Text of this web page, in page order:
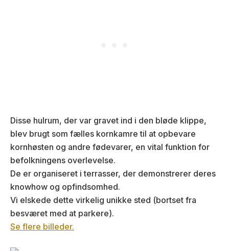
Disse hulrum, der var gravet ind i den bløde klippe,
blev brugt som fælles kornkamre til at opbevare
kornhøsten og andre fødevarer, en vital funktion for
befolkningens overlevelse.
De er organiseret i terrasser, der demonstrerer deres
knowhow og opfindsomhed.
Vi elskede dette virkelig unikke sted (bortset fra
besværet med at parkere).
Se flere billeder.